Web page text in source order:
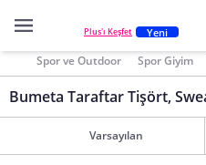
Plus'ı Keşfet Yeni
Spor ve Outdoor Spor Giyim
Bumeta Taraftar Tişört,
Varsayılan